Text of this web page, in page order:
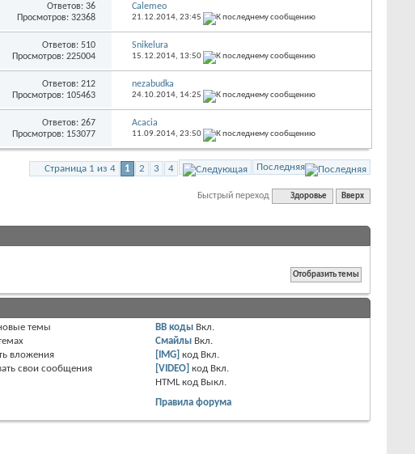
Ответов: 36
Просмотров: 32368
Calemeo
21.12.2014, 23:45
Ответов: 510
Просмотров: 225004
Snikelura
15.12.2014, 13:50
Ответов: 212
Просмотров: 105463
nezabudka
24.10.2014, 14:25
Ответов: 267
Просмотров: 153077
Acacia
11.09.2014, 23:50
Страница 1 из 4 1 2 3 4 Последняя
Быстрый переход Здоровье Вверх
темы
вложения
свои сообщения
BB коды Вкл.
Смайлы Вкл.
[IMG] код Вкл.
[VIDEO] код Вкл.
HTML код Выкл.
Правила форума